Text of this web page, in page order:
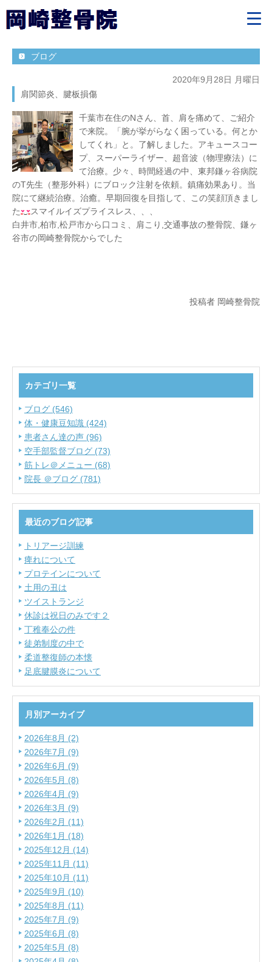
ブログ
2020年9月28日 月曜日
肩関節炎、腱板損傷
千葉市在住のNさん、首、肩を痛めて、ご紹介
で来院。「腕が挙がらなく困っている。何とか
してくれ」と。了解しました。アキュースコー
プ、スーパーライザー、超音波（物理療法）に
て治療。少々、時間経過の中、東邦鎌ヶ谷病院
のT先生（整形外科）にブロック注射を依頼。鎮痛効果あり。当
院にて継続治療。治癒。早期回復を目指して、この笑顔頂きまし
た
スマイルイズプライスレス、、、
白井市,柏市,松戸市から口コミ、肩こり,交通事故の整骨院、鎌ヶ
谷市の岡崎整骨院からでした
投稿者 岡崎整骨院
カテゴリ一覧
ブログ (546)
体・健康豆知識 (424)
患者さん達の声 (96)
空手部監督ブログ (73)
筋トレ＠メニュー (68)
院長 ＠ブログ (781)
最近のブログ記事
トリアージ訓練
痺れについて
プロテインについて
土用の丑は
ツイストランジ
休診は祝日のみです２
丁稚奉公の件
徒弟制度の中で
柔道整復師の本懐
足底腱膜炎について
月別アーカイブ
2026年8月 (2)
2026年7月 (9)
2026年6月 (9)
2026年5月 (8)
2026年4月 (9)
2026年3月 (9)
2026年2月 (11)
2026年1月 (18)
2025年12月 (14)
2025年11月 (11)
2025年10月 (11)
2025年9月 (10)
2025年8月 (11)
2025年7月 (9)
2025年6月 (8)
2025年5月 (8)